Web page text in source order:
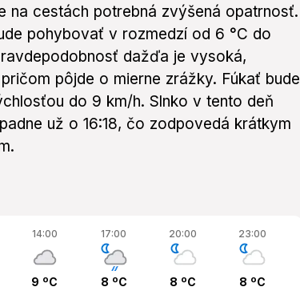
na cestách potrebná zvýšená opatrnosť.
pohybovať v rozmedzí od 6 °C do
dažďa je vysoká,
pôjde o mierne zrážky. Fúkať bude
do 9 km/h. Slnko v tento deň
už o 16:18, čo zodpovedá krátkym
14:00
9 ºC
17:00
8 ºC
20:00
8 ºC
23:00
8 ºC